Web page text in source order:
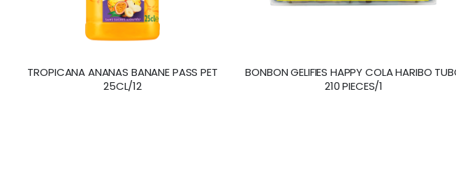
TROPICANA ANANAS BANANE PASS PET
25CL/12
BONBON GELIFIES HAPPY COLA HARIBO
210 PIECES/1